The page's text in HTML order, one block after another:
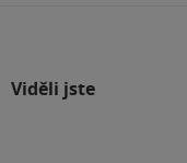
Viděli jste